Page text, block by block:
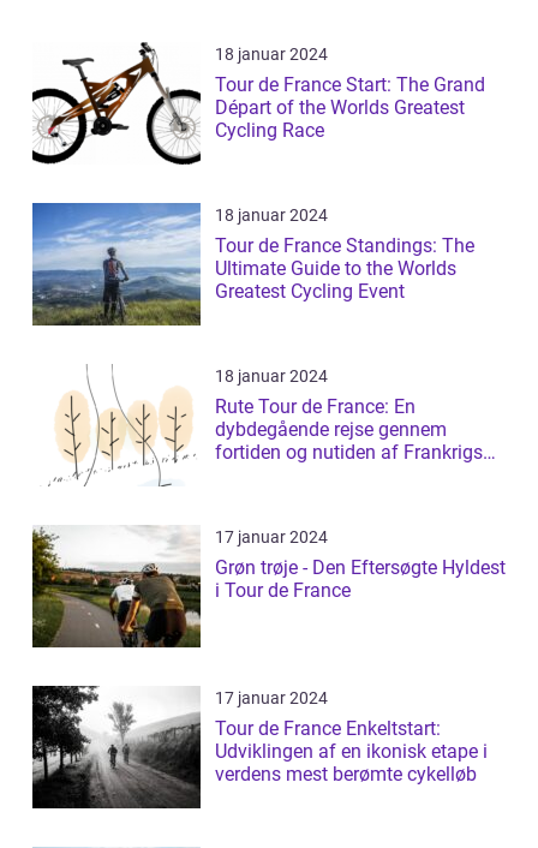
18 januar 2024
Tour de France Start: The Grand
Départ of the Worlds Greatest
Cycling Race
18 januar 2024
Tour de France Standings: The
Ultimate Guide to the Worlds
Greatest Cycling Event
18 januar 2024
Rute Tour de France: En
dybdegående rejse gennem
fortiden og nutiden af Frankrigs
17 januar 2024
Grøn trøje - Den Eftersøgte Hyldest
i Tour de France
17 januar 2024
Tour de France Enkeltstart:
Udviklingen af en ikonisk etape i
verdens mest berømte cykelløb